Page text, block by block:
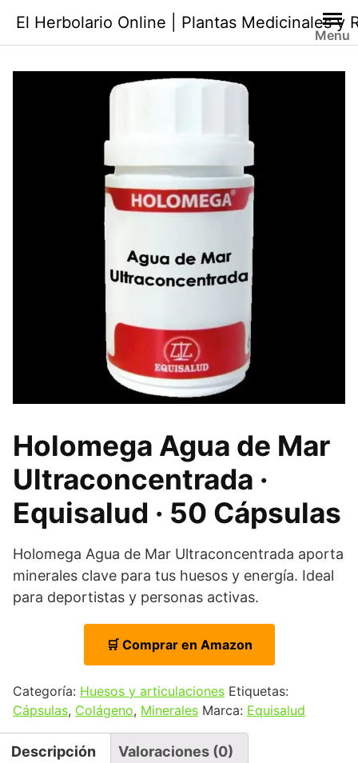
contenido
El Herbolario Online | Plantas Medicinales y
Menu
Holomega Agua de Mar
Ultraconcentrada ·
Equisalud · 50 Cápsulas
Holomega Agua de Mar Ultraconcentrada aporta
minerales clave para tus huesos y energía. Ideal
para deportistas y personas activas.
🛒 Comprar en Amazon
Categoría: Huesos y articulaciones Etiquetas:
Cápsulas, Colágeno, Minerales Marca: Equisalud
Descripción Valoraciones (0)